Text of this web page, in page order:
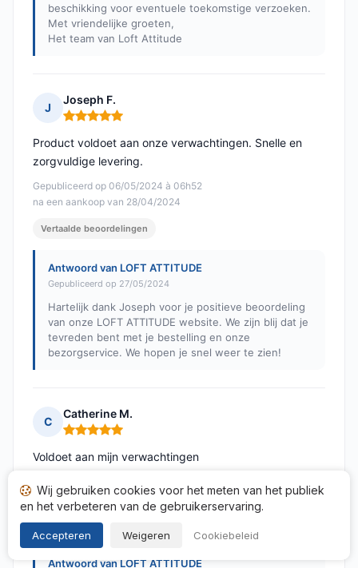
beschikking voor eventuele toekomstige verzoeken.
Met vriendelijke groeten,
Het team van Loft Attitude
J
Joseph F.
Opmerking: 5 van 5
Gepubliceerd op 06/05/2024 à 06h52
na een aankoop van 28/04/2024
Product voldoet aan onze verwachtingen. Snelle en
zorgvuldige levering.
Vertaalde beoordelingen
Antwoord van LOFT ATTITUDE
Gepubliceerd op 27/05/2024
Hartelijk dank Joseph voor je positieve beoordeling
van onze LOFT ATTITUDE website. We zijn blij dat je
tevreden bent met je bestelling en onze
bezorgservice. We hopen je snel weer te zien!
C
Catherine M.
Opmerking: 5 van 5
na een aankoop van 25/04/2024
Voldoet aan mijn verwachtingen
Vertaalde beoordelingen
Antwoord van LOFT ATTITUDE
Wij gebruiken cookies voor het meten van het publiek
en het verbeteren van de gebruikerservaring.
Accepteren Weigeren Cookiebeleid